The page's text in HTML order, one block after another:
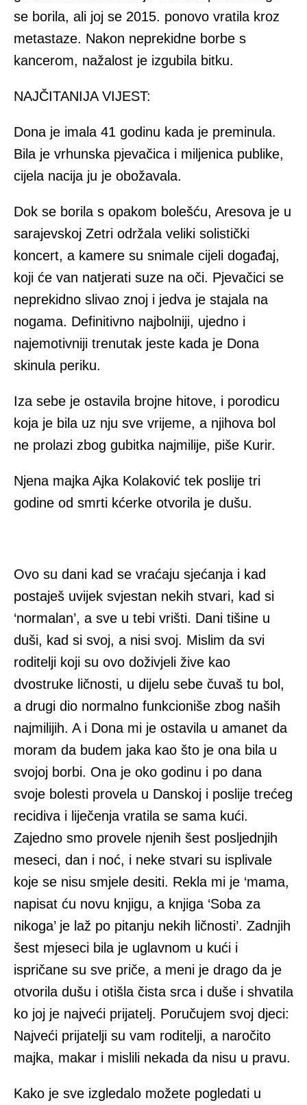
se borila, ali joj se 2015. ponovo vratila kroz
metastaze. Nakon neprekidne borbe s
kancerom, nažalost je izgubila bitku.
NAJČITANIJA VIJEST:
Dona je imala 41 godinu kada je preminula.
Bila je vrhunska pjevačica i miljenica publike,
cijela nacija ju je obožavala.
Dok se borila s opakom bolešću, Aresova je u
sarajevskoj Zetri održala veliki solistički
koncert, a kamere su snimale cijeli događaj,
koji će van natjerati suze na oči. Pjevačici se
neprekidno slivao znoj i jedva je stajala na
nogama. Definitivno najbolniji, ujedno i
najemotivniji trenutak jeste kada je Dona
skinula periku.
Iza sebe je ostavila brojne hitove, i porodicu
koja je bila uz nju sve vrijeme, a njihova bol
ne prolazi zbog gubitka najmilije, piše Kurir.
Njena majka Ajka Kolaković tek poslije tri
godine od smrti kćerke otvorila je dušu.
Ovo su dani kad se vraćaju sjećanja i kad
postaješ uvijek svjestan nekih stvari, kad si
‘normalan’, a sve u tebi vrišti. Dani tišine u
duši, kad si svoj, a nisi svoj. Mislim da svi
roditelji koji su ovo doživjeli žive kao
dvostruke ličnosti, u dijelu sebe čuvaš tu bol,
a drugi dio normalno funkcioniše zbog naših
najmilijih. A i Dona mi je ostavila u amanet da
moram da budem jaka kao što je ona bila u
svojoj borbi. Ona je oko godinu i po dana
svoje bolesti provela u Danskoj i poslije trećeg
recidiva i liječenja vratila se sama kući.
Zajedno smo provele njenih šest posljednjih
meseci, dan i noć, i neke stvari su isplivale
koje se nisu smjele desiti. Rekla mi je ‘mama,
napisat ću novu knjigu, a knjiga ‘Soba za
nikoga’ je laž po pitanju nekih ličnosti’. Zadnjih
šest mjeseci bila je uglavnom u kući i
ispričane su sve priče, a meni je drago da je
otvorila dušu i otišla čista srca i duše i shvatila
ko joj je najveći prijatelj. Poručujem svoj djeci:
Najveći prijatelji su vam roditelji, a naročito
majka, makar i mislili nekada da nisu u pravu.
Kako je sve izgledalo možete pogledati u